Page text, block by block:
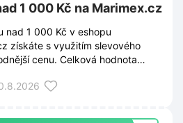
1 000 Kč na Marimex.cz
nad 1 000 Kč v eshopu
získáte s využitím slevového
cenu. Celková hodnota